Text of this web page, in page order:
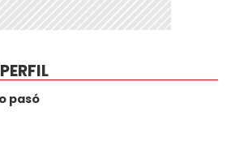
pasó